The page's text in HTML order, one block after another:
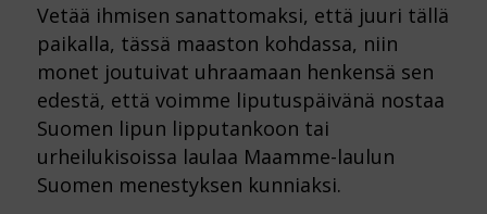
Vetää ihmisen sanattomaksi, että juuri tällä
paikalla, tässä maaston kohdassa, niin
monet joutuivat uhraamaan henkensä sen
edestä, että voimme liputuspäivänä nostaa
Suomen lipun lipputankoon tai
urheilukisoissa laulaa Maamme-laulun
Suomen menestyksen kunniaksi.